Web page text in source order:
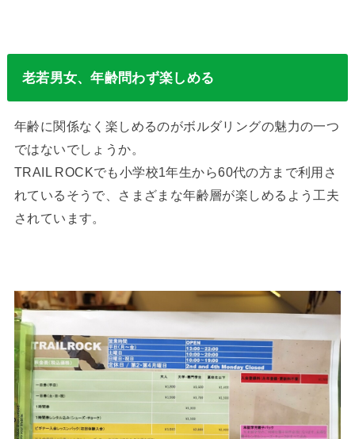
老若男女、年齢問わず楽しめる
年齢に関係なく楽しめるのがボルダリングの魅力の一つ
ではないでしょうか。
TRAIL ROCKでも小学校1年生から60代の方まで利用さ
れているそうで、さまざまな年齢層が楽しめるよう工夫
されています。